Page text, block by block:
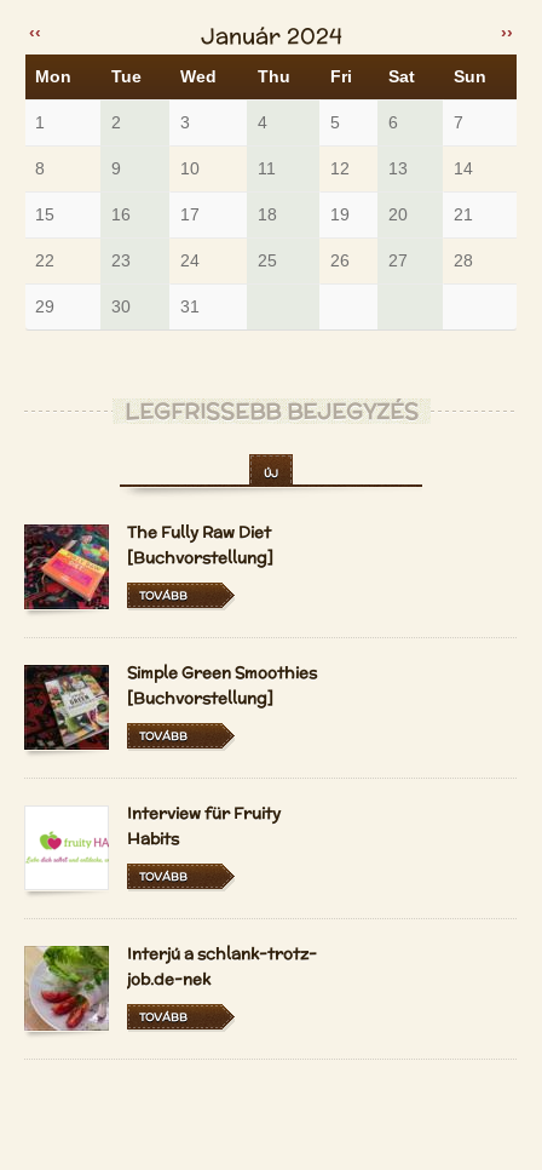
‹‹ ››
Január 2024
Mon Tue Wed Thu Fri Sat Sun
1 2 3 4 5 6 7
8 9 10 11 12 13 14
15 16 17 18 19 20 21
22 23 24 25 26 27 28
29 30 31
LEGFRISSEBB BEJEGYZÉS
ÚJ
The Fully Raw Diet
[Buchvorstellung]
TOVÁBB
Simple Green Smoothies
[Buchvorstellung]
TOVÁBB
Interview für Fruity
Habits
TOVÁBB
Interjú a schlank-trotz-
job.de-nek
TOVÁBB